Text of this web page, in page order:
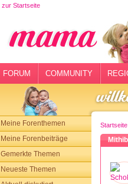
zur Startseite
FORUM COMMUNITY
Meine Forenthemen
Meine Forenbeiträge
Gemerkte Themen
Neueste Themen
Startseite